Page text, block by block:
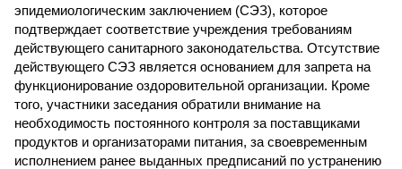
эпидемиологическим заключением (СЭЗ), которое
подтверждает соответствие учреждения требованиям
действующего санитарного законодательства. Отсутствие
действующего СЭЗ является основанием для запрета на
функционирование оздоровительной организации. Кроме
того, участники заседания обратили внимание на
необходимость постоянного контроля за поставщиками
продуктов и организаторами питания, за своевременным
исполнением ранее выданных предписаний по устранению